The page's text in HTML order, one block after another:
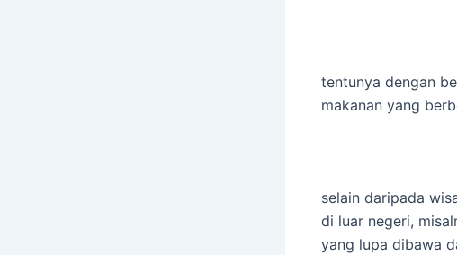
tentunya dengan
makanan yang
selain daripada
di luar negeri,
yang lupa dibawa